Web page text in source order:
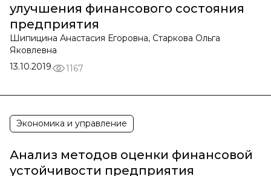
улучшения финансового состояния
предприятия
Шипицина Анастасия Егоровна, Старкова Ольга
Яковлевна
13.10.2019
1167
Экономика и управление
Анализ методов оценки финансовой
устойчивости предприятия